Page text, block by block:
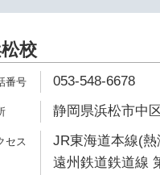
校
053-548-6678
静岡県浜松市中
JR東海道本線(
遠州鉄道鉄道線